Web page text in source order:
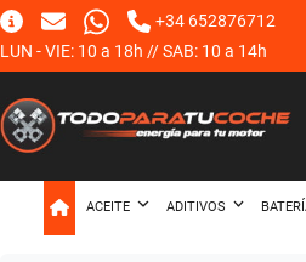
+34 652876712
LUN - VIE: 10 a 18h // SAB: 10 a 14h
ACEITE ADITIVOS